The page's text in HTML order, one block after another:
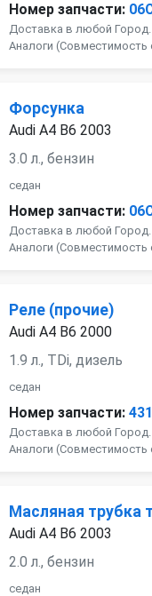
Номер запчасти:
Доставка в любой Город.
Аналоги (Совместимость
Форсунка
Audi A4 B6 2003
3.0 л., бензин
седан
Номер запчасти:
Доставка в любой Город.
Аналоги (Совместимость
Реле (прочие)
Audi A4 B6 2000
1.9 л., TDi, дизель
седан
Номер запчасти:
Доставка в любой Город.
Аналоги (Совместимость
Масляная трубка
Audi A4 B6 2003
2.0 л., бензин
седан